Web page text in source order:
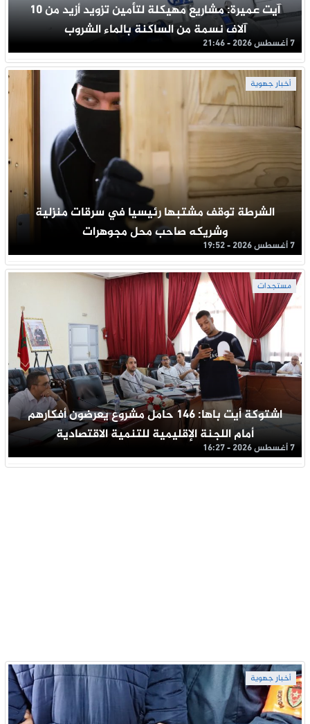
آيت عميرة: مشاريع مهيكلة لتأمين تزويد أزيد من 10
آلاف نسمة من الساكنة بالماء الشروب
7 أغسطس 2026 - 21:46
أخبار جهوية
الشرطة توقف مشتبها رئيسيا في سرقات منزلية
وشريكه صاحب محل مجوهرات
7 أغسطس 2026 - 19:52
مستجدات
اشتوكة أيت باها: 146 حامل مشروع يعرضون أفكارهم
أمام اللجنة الإقليمية للتنمية الاقتصادية
7 أغسطس 2026 - 16:27
أخبار جهوية